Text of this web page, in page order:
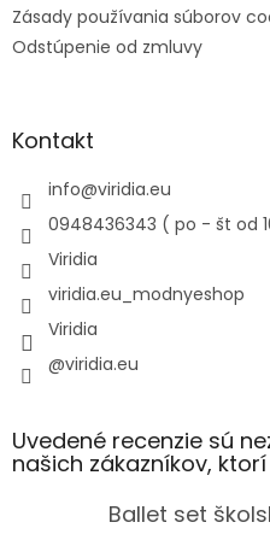
Zásady používania súborov
Odstúpenie od zmluvy
Kontakt
info@viridia.eu
0948436343 ( po - št od
Viridia
viridia.eu_modnyeshop
Viridia
@viridia.eu
Uvedené recenzie sú
našich zákazníkov,